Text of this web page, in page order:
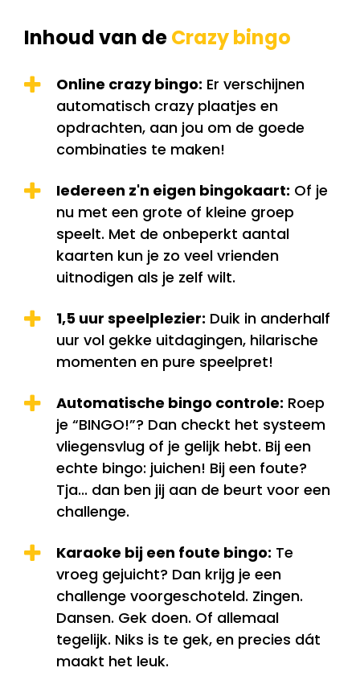
Inhoud van deCrazy bingo
Online crazy bingo: Er verschijnen
automatisch crazy plaatjes en
opdrachten, aan jou om de goede
combinaties te maken!
Iedereen z'n eigen bingokaart: Of je
nu met een grote of kleine groep
speelt. Met de onbeperkt aantal
kaarten kun je zo veel vrienden
uitnodigen als je zelf wilt.
1,5 uur speelplezier: Duik in anderhalf
uur vol gekke uitdagingen, hilarische
momenten en pure speelpret!
Automatische bingo controle: Roep
je “BINGO!”? Dan checkt het systeem
vliegensvlug of je gelijk hebt. Bij een
echte bingo: juichen! Bij een foute?
Tja... dan ben jij aan de beurt voor een
challenge.
Karaoke bij een foute bingo: Te
vroeg gejuicht? Dan krijg je een
challenge voorgeschoteld. Zingen.
Dansen. Gek doen. Of allemaal
tegelijk. Niks is te gek, en precies dát
maakt het leuk.